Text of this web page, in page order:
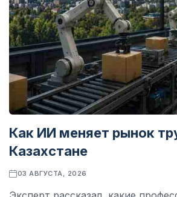
Как ИИ меняет рынок
Казахстане
03 АВГУСТА, 2026